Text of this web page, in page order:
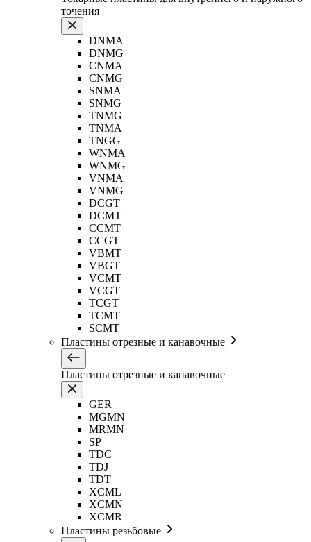
точения
DNMA
DNMG
CNMA
CNMG
SNMA
SNMG
TNMG
TNMA
TNGG
WNMA
WNMG
VNMA
VNMG
DCGT
DCMT
CCMT
CCGT
VBMT
VBGT
VCMT
VCGT
TCGT
TCMT
SCMT
Пластины отрезные и канавочные
Пластины отрезные и канавочные
GER
MGMN
MRMN
SP
TDC
TDJ
TDT
XCML
XCMN
XCMR
Пластины резьбовые